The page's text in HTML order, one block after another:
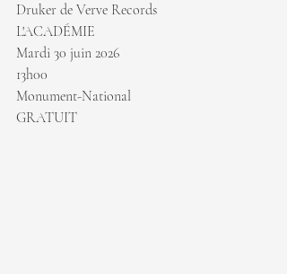
Druker de Verve Records
L'ACADÉMIE
Mardi 30 juin 2026
13h00
Monument-National
GRATUIT